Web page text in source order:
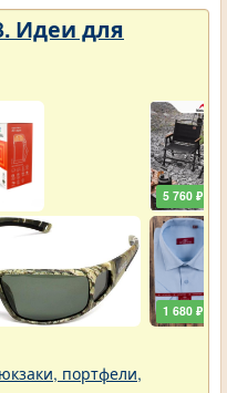
Идеи для
5 760 ₽
1 680 ₽
портфели,